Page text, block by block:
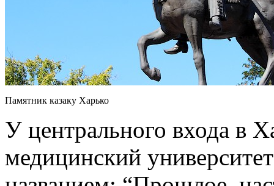
Памятник казаку Харько
У центрального входа в
медицинский